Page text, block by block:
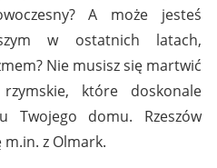
A może jesteś
w ostatnich latach,
Nie musisz się martwić
które doskonale
Twojego domu. Rzeszów
m.in. z Olmark.